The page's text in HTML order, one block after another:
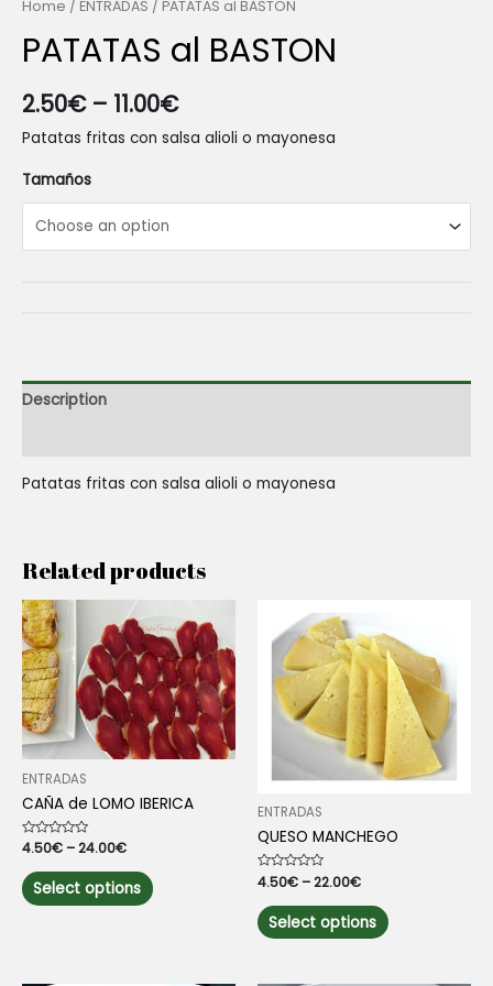
Home / ENTRADAS / PATATAS al BASTON
PATATAS al BASTON
2.50€– 11.00€
Patatas fritas con salsa alioli o mayonesa
Tamaños
Description
Patatas fritas con salsa alioli o mayonesa
Related products
ENTRADAS
CAÑA de LOMO IBERICA
Rated
out
of
5
4.50€ –24.00€
Select options product
ENTRADAS
QUESO MANCHEGO
Rated
0
out
of
5
4.50€ –22.00€
Select options product